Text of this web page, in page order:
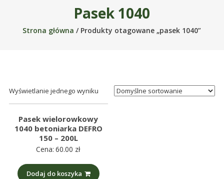
meble
części
Produkujemy
min.:
części
Pasek 1040
Strona główna / Produkty otagowane „pasek 1040”
Wyświetlanie jednego wyniku
Pasek wielorowkowy
1040 betoniarka DEFRO
150 – 200L
Cena: 60.00 zł
Dodaj do koszyka